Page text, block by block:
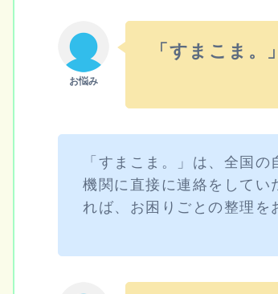
「すまこま。
「すまこま。」は、全国
機関に直接に連絡をしてい
れば、お困りごとの整理を